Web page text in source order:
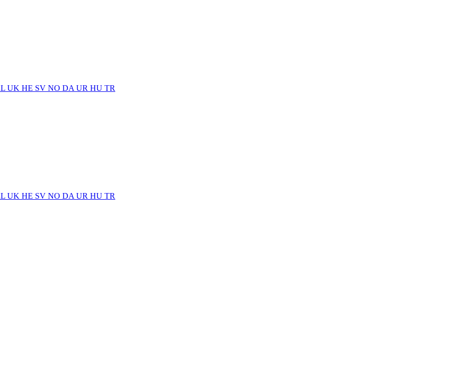
UK HE SV NO DA UR HU TR
UK HE SV NO DA UR HU TR